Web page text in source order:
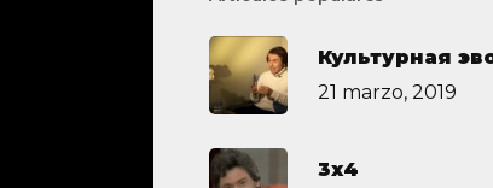
Культурная
21 marzo, 2019
3х4